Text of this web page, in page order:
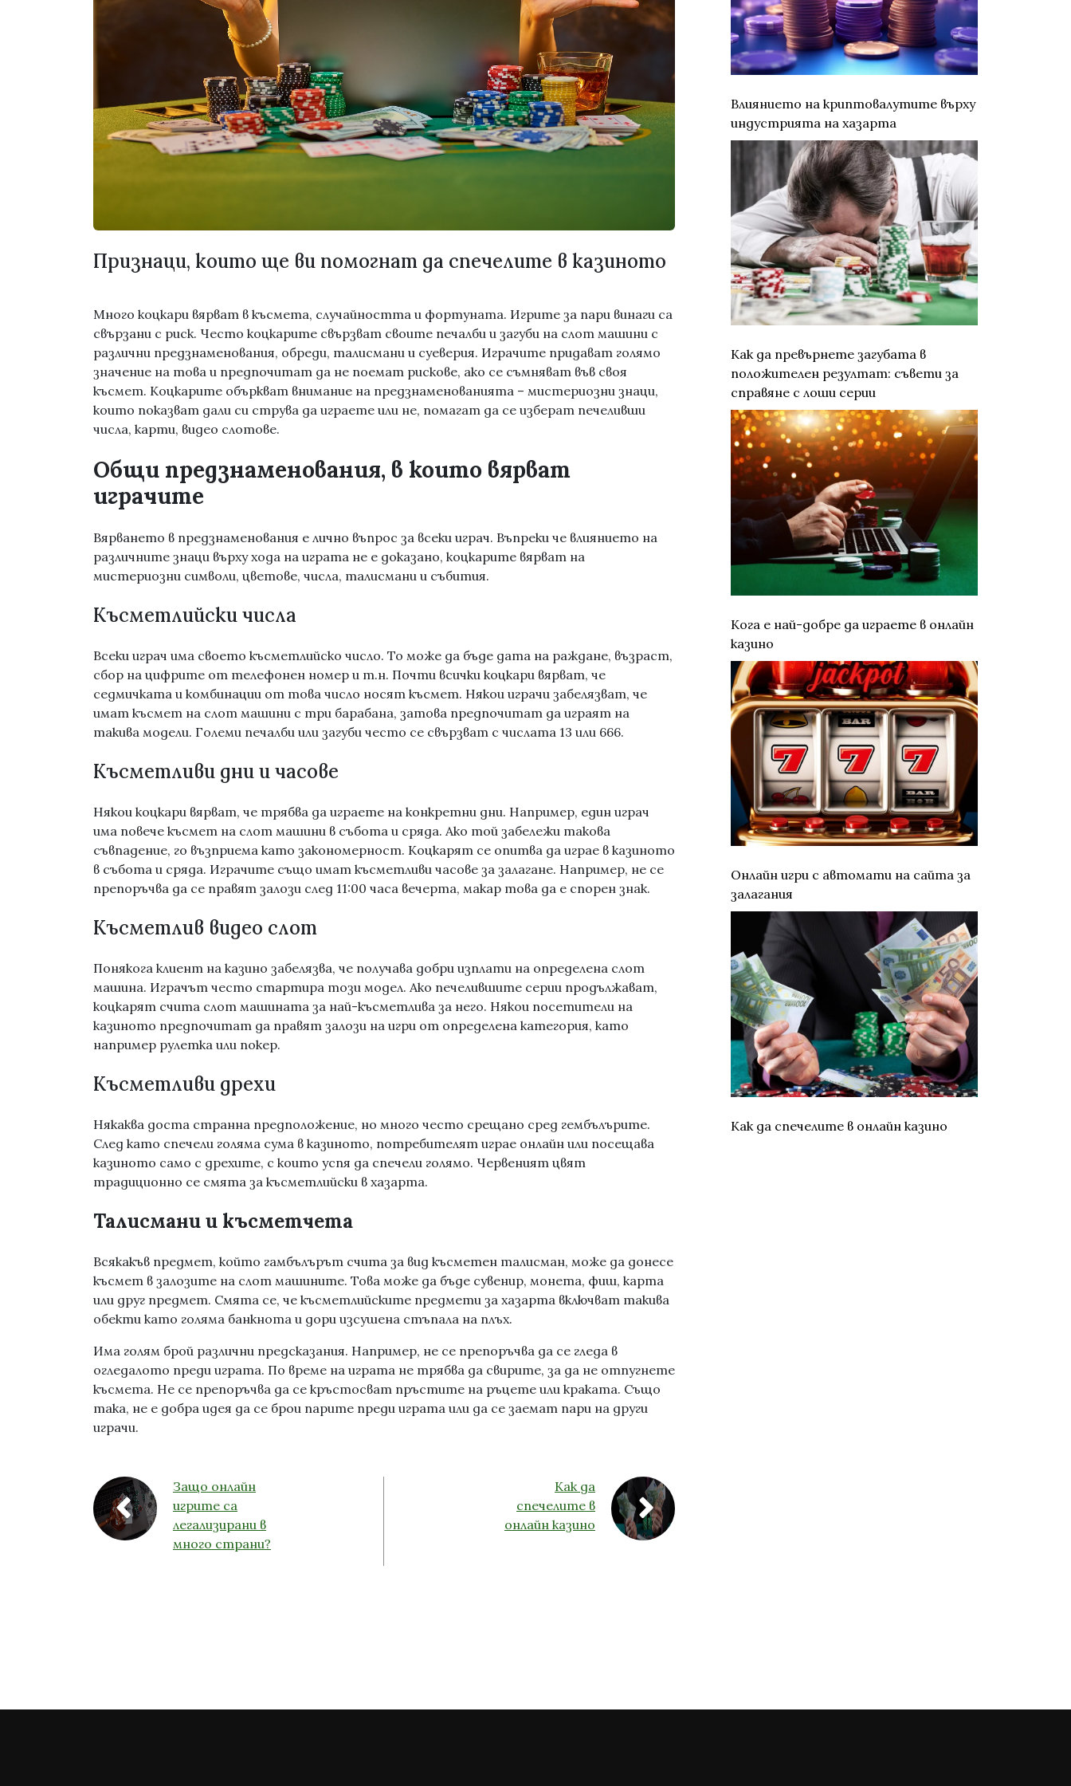
Признаци, които ще ви помогнат да спечелите в казиното
Много коцкари вярват в късмета, случайността и фортуната. Игрите за пари винаги са
свързани с риск. Често коцкарите свързват своите печалби и загуби на слот машини с
различни предзнаменования, обреди, талисмани и суеверия. Играчите придават голямо
значение на това и предпочитат да не поемат рискове, ако се съмняват във своя
късмет. Коцкарите объркват внимание на предзнаменованията – мистериозни знаци,
които показват дали си струва да играете или не, помагат да се изберат печеливши
числа, карти, видео слотове.
Общи предзнаменования, в които вярват
играчите
Вярването в предзнаменования е лично въпрос за всеки играч. Въпреки че влиянието на
различните знаци върху хода на играта не е доказано, коцкарите вярват на
мистериозни символи, цветове, числа, талисмани и събития.
Късметлийски числа
Всеки играч има своето късметлийско число. То може да бъде дата на раждане, възраст,
сбор на цифрите от телефонен номер и т.н. Почти всички коцкари вярват, че
седмичката и комбинации от това число носят късмет. Някои играчи забелязват, че
имат късмет на слот машини с три барабана, затова предпочитат да играят на
такива модели. Големи печалби или загуби често се свързват с числата 13 или 666.
Късметливи дни и часове
Някои коцкари вярват, че трябва да играете на конкретни дни. Например, един играч
има повече късмет на слот машини в събота и сряда. Ако той забележи такова
съвпадение, го възприема като закономерност. Коцкарят се опитва да играе в казиното
в събота и сряда. Играчите също имат късметливи часове за залагане. Например, не се
препоръчва да се правят залози след 11:00 часа вечерта, макар това да е спорен знак.
Късметлив видео слот
Понякога клиент на казино забелязва, че получава добри изплати на определена слот
машина. Играчът често стартира този модел. Ако печелившите серии продължават,
коцкарят счита слот машината за най-късметлива за него. Някои посетители на
казиното предпочитат да правят залози на игри от определена категория, като
например рулетка или покер.
Късметливи дрехи
Някаква доста странна предположение, но много често срещано сред гембълърите.
След като спечели голяма сума в казиното, потребителят играе онлайн или посещава
казиното само с дрехите, с които успя да спечели голямо. Червеният цвят
традиционно се смята за късметлийски в хазарта.
Талисмани и късметчета
Всякакъв предмет, който гамбълърът счита за вид късметен талисман, може да донесе
късмет в залозите на слот машините. Това може да бъде сувенир, монета, фиш, карта
или друг предмет. Смята се, че късметлийските предмети за хазарта включват такива
обекти като голяма банкнота и дори изсушена стъпала на плъх.
Има голям брой различни предсказания. Например, не се препоръчва да се гледа в
огледалото преди играта. По време на играта не трябва да свирите, за да не отпугнете
късмета. Не се препоръчва да се кръстосват пръстите на ръцете или краката. Също
така, не е добра идея да се брои парите преди играта или да се заемат пари на други
играчи.
Защо онлайн
игрите са
легализирани в
много страни?
Как да
спечелите в
онлайн казино
Влиянието на криптовалутите върху
индустрията на хазарта
Как да превърнете загубата в
положителен резултат: съвети за
справяне с лоши серии
Кога е най-добре да играете в онлайн
казино
Онлайн игри с автомати на сайта за
залагания
Как да спечелите в онлайн казино